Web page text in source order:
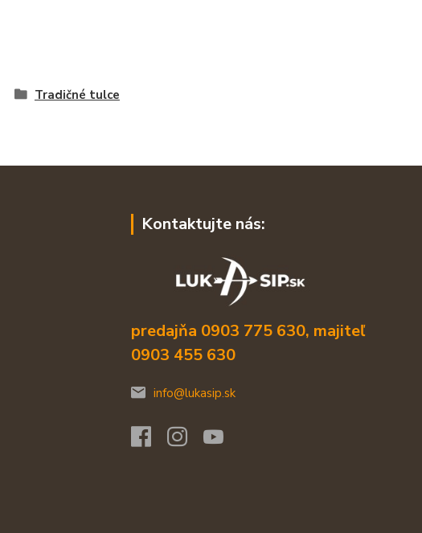
Tradičné tulce
Kontaktujte nás:
predajňa 0903 775 630, majiteľ
0903 455 630
info@lukasip.sk